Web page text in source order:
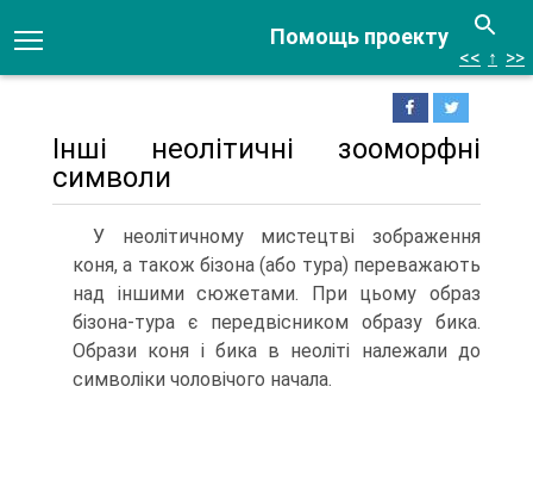
Помощь проекту
<< ↑ >>
Інші неолітичні зооморфні
символи
У неолітичному мистецтві зображення
коня, а також бізона (або тура) перева­жають
над іншими сюжетами. При цьому образ
бізона-тура є передвісником об­разу бика.
Образи коня і бика в неоліті належали до
символіки чоловічого начала.